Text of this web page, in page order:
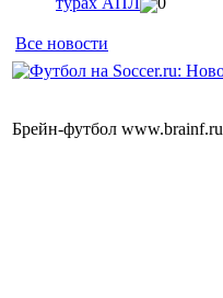
Все новости
Брейн-футбол www.brainf.ru